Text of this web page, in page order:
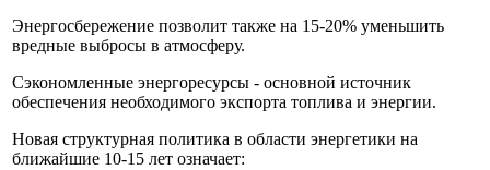
Энергосбережение позволит также на 15-20% уменьшить
вредные выбросы в атмосферу.
Сэкономленные энергоресурсы - основной источник
обеспечения необходимого экспорта топлива и энергии.
Новая структурная политика в области энергетики на
ближайшие 10-15 лет означает: